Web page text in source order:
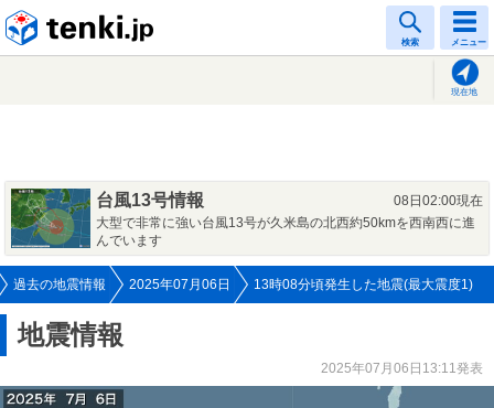
検索 メニュー
現在地
台風13号情報
08日02:00現在
大型で非常に強い台風13号が久米島の北西約50kmを西南西に進
んでいます
過去の地震情報 2025年07月06日 13時08分頃発生した地震(最大震度1)
地震情報
2025年07月06日13:11発表